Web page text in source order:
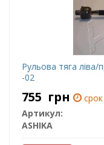
Рульова тяга
-02
755 грн
срок
Артикул:
ASHIKA